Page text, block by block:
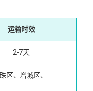
运输时效
2-7天
区、增城区、